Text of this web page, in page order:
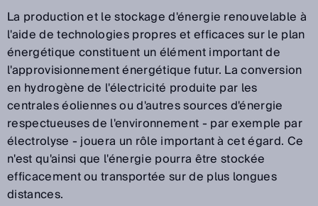
La production et le stockage d'énergie renouvelable à
l'aide de technologies propres et efficaces sur le plan
énergétique constituent un élément important de
l'approvisionnement énergétique futur. La conversion
en hydrogène de l'électricité produite par les
centrales éoliennes ou d'autres sources d'énergie
respectueuses de l'environnement - par exemple par
électrolyse - jouera un rôle important à cet égard. Ce
n'est qu'ainsi que l'énergie pourra être stockée
efficacement ou transportée sur de plus longues
distances.